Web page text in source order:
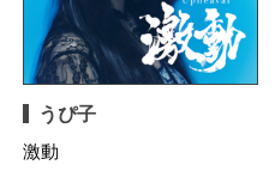
うぴ子
激動